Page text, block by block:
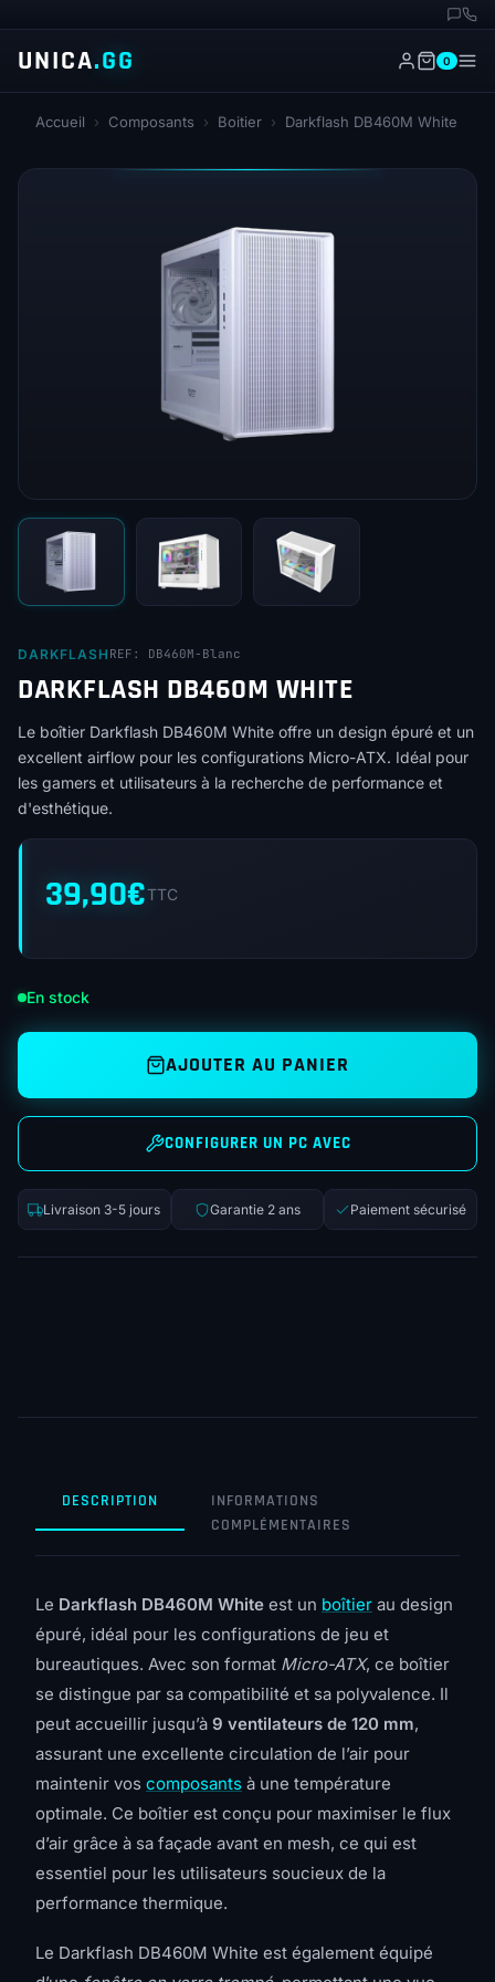
UNICA.GG 0
Accueil › Composants › Boitier › Darkflash DB460M White
DARKFLASH REF: DB460M-Blanc
DARKFLASH DB460M WHITE
Le boîtier Darkflash DB460M White offre un design épuré et un
excellent airflow pour les configurations Micro-ATX. Idéal pour
les gamers et utilisateurs à la recherche de performance et
d'esthétique.
39,90€TTC
En stock
AJOUTER AU PANIER
CONFIGURER UN PC AVEC
Livraison 3-5 jours Garantie 2 ans Paiement sécurisé
DESCRIPTION
INFORMATIONS
COMPLÉMENTAIRES
Le Darkflash DB460M White est un boîtier au design
épuré, idéal pour les configurations de jeu et
bureautiques. Avec son format Micro-ATX, ce boîtier
se distingue par sa compatibilité et sa polyvalence. Il
peut accueillir jusqu’à 9 ventilateurs de 120 mm,
assurant une excellente circulation de l’air pour
maintenir vos composants à une température
optimale. Ce boîtier est conçu pour maximiser le flux
d’air grâce à sa façade avant en mesh, ce qui est
essentiel pour les utilisateurs soucieux de la
performance thermique.
Le Darkflash DB460M White est également équipé